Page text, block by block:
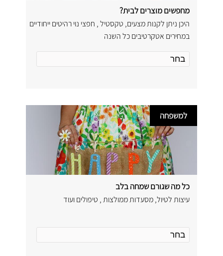
מחפשים מוצרים לבית?
היכן ניתן לקנות מצעים, טקסטיל , חפצי נוי רהיטים ייחודיים
במחירים אטקרטיבים כל השנה
למשפחה
כל מה שגורם שמחה בלב
עיצות לטיול, מסעדות ממולצות , טיפולים ועוד